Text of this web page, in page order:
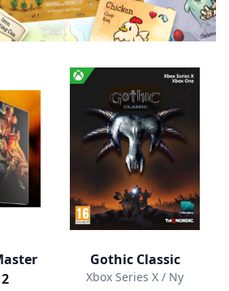
Gothic Classic
Xbox Series X / Ny